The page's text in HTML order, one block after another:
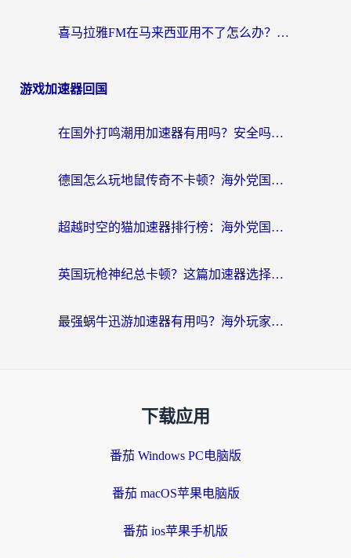
喜马拉雅FM在马来西亚用不了怎么办？海外华人亲测有效的回国加速指南
游戏加速器回国
在国外打鸣潮用加速器有用吗？安全吗？海外玩家国服游戏加速全指南
德国怎么玩地鼠传奇不卡顿？海外党国服游戏加速全攻略（含战双EVE实用指南）
超越时空的猫加速器排行榜：海外党国服游戏不卡顿的终极选择指南
英国玩枪神纪总卡顿？这篇加速器选择指南帮你告别延迟（附实测推荐）
最强蜗牛迅游加速器有用吗？海外玩家国服游戏加速避坑指南（附德国玩忍者必须死3流星蝴蝶剑解决办法）
下载应用
番茄 Windows PC电脑版
番茄 macOS苹果电脑版
番茄 ios苹果手机版